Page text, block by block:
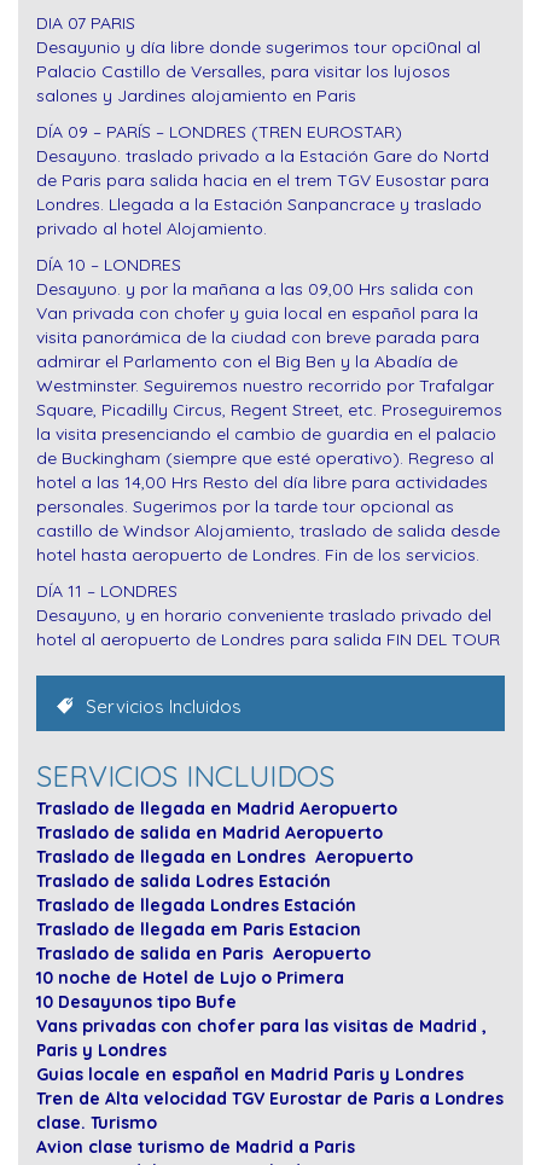
DIA 07 PARIS
Desayunio y día libre donde sugerimos tour opci0nal al
Palacio Castillo de Versalles, para visitar los lujosos
salones y Jardines alojamiento en Paris
DÍA 09 – PARÍS – LONDRES (TREN EUROSTAR)
Desayuno. traslado privado a la Estación Gare do Nortd
de Paris para salida hacia en el trem TGV Eusostar para
Londres. Llegada a la Estación Sanpancrace y traslado
privado al hotel Alojamiento.
DÍA 10 – LONDRES
Desayuno. y por la mañana a las 09,00 Hrs salida con
Van privada con chofer y guia local en español para la
visita panorámica de la ciudad con breve parada para
admirar el Parlamento con el Big Ben y la Abadía de
Westminster. Seguiremos nuestro recorrido por Trafalgar
Square, Picadilly Circus, Regent Street, etc. Proseguiremos
la visita presenciando el cambio de guardia en el palacio
de Buckingham (siempre que esté operativo). Regreso al
hotel a las 14,00 Hrs Resto del día libre para actividades
personales. Sugerimos por la tarde tour opcional as
castillo de Windsor Alojamiento, traslado de salida desde
hotel hasta aeropuerto de Londres. Fin de los servicios.
DÍA 11 – LONDRES
Desayuno, y en horario conveniente traslado privado del
hotel al aeropuerto de Londres para salida FIN DEL TOUR
Servicios Incluidos
SERVICIOS INCLUIDOS
Traslado de llegada en Madrid Aeropuerto
Traslado de salida en Madrid Aeropuerto
Traslado de llegada en Londres Aeropuerto
Traslado de salida Lodres Estación
Traslado de llegada Londres Estación
Traslado de llegada em Paris Estacion
Traslado de salida en Paris Aeropuerto
10 noche de Hotel de Lujo o Primera
10 Desayunos tipo Bufe
Vans privadas con chofer para las visitas de Madrid ,
Paris y Londres
Guias locale en español en Madrid Paris y Londres
Tren de Alta velocidad TGV Eurostar de Paris a Londres
clase. Turismo
Avion clase turismo de Madrid a Paris